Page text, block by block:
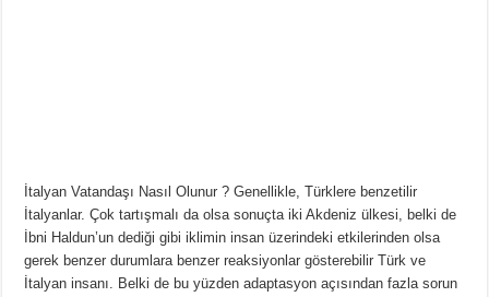
İtalyan Vatandaşı Nasıl Olunur ? Genellikle, Türklere benzetilir
İtalyanlar. Çok tartışmalı da olsa sonuçta iki Akdeniz ülkesi, belki de
İbni Haldun’un dediği gibi iklimin insan üzerindeki etkilerinden olsa
gerek benzer durumlara benzer reaksiyonlar gösterebilir Türk ve
İtalyan insanı. Belki de bu yüzden adaptasyon açısından fazla sorun